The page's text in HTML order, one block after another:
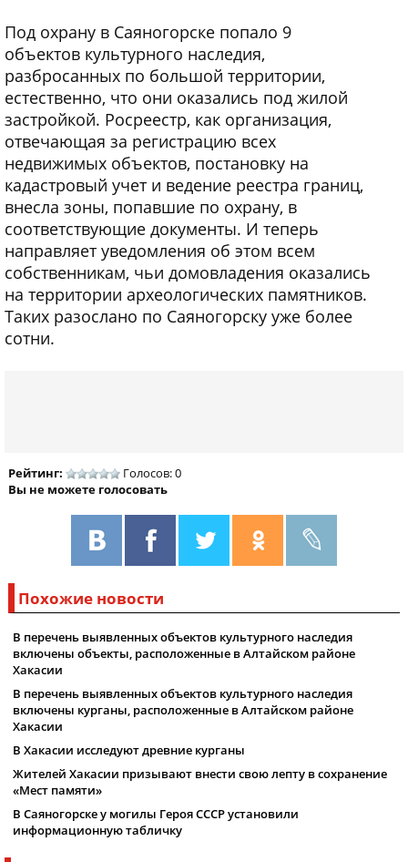
Под охрану в Саяногорске попало 9
объектов культурного наследия,
разбросанных по большой территории,
естественно, что они оказались под жилой
застройкой. Росреестр, как организация,
отвечающая за регистрацию всех
недвижимых объектов, постановку на
кадастровый учет и ведение реестра границ,
внесла зоны, попавшие по охрану, в
соответствующие документы. И теперь
направляет уведомления об этом всем
собственникам, чьи домовладения оказались
на территории археологических памятников.
Таких разослано по Саяногорску уже более
сотни.
Рейтинг:
Голосов: 0
Вы не можете голосовать
Похожие новости
В перечень выявленных объектов культурного наследия
включены объекты, расположенные в Алтайском районе
Хакасии
В перечень выявленных объектов культурного наследия
включены курганы, расположенные в Алтайском районе
Хакасии
В Хакасии исследуют древние курганы
Жителей Хакасии призывают внести свою лепту в сохранение
«Мест памяти»
В Саяногорске у могилы Героя СССР установили
информационную табличку